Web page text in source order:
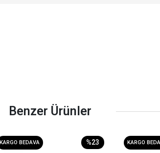
Benzer Ürünler
KARGO BEDAVA %23 KARGO